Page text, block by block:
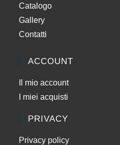
Catalogo
Gallery
Contatti
ACCOUNT
Il mio account
I miei acquisti
PRIVACY
Privacy policy